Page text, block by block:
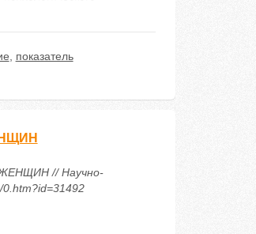
показатель
// Научно-